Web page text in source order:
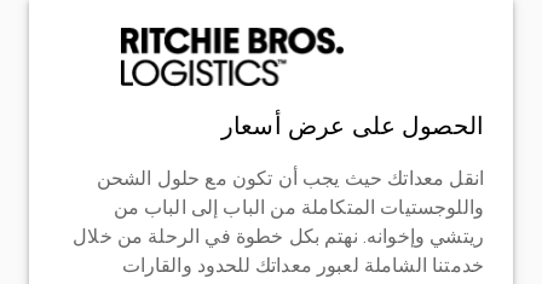
الحصول على عرض أسعار
انقل معداتك حيث يجب أن تكون مع حلول الشحن
واللوجستيات المتكاملة من الباب إلى الباب من
ريتشي وإخوانه. نهتم بكل خطوة في الرحلة من خلال
خدمتنا الشاملة لعبور معداتك للحدود والقارات